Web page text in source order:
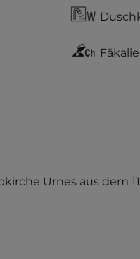
Urnes aus dem